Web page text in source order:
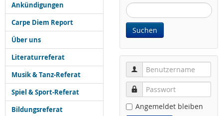
Ankündigungen
Carpe Diem Report
Über uns
Literaturreferat
Musik & Tanz-Referat
Spiel & Sport-Referat
Bildungsreferat
Website
durchsuchen:
Suchen
Benutzername
Passwort
Angemeldet bleiben